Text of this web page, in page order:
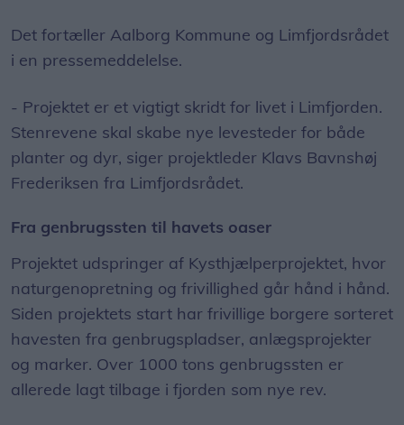
Det fortæller Aalborg Kommune og Limfjordsrådet
i en pressemeddelelse.
- Projektet er et vigtigt skridt for livet i Limfjorden.
Stenrevene skal skabe nye levesteder for både
planter og dyr, siger projektleder Klavs Bavnshøj
Frederiksen fra Limfjordsrådet.
Fra genbrugssten til havets oaser
Projektet udspringer af Kysthjælperprojektet, hvor
naturgenopretning og frivillighed går hånd i hånd.
Siden projektets start har frivillige borgere sorteret
havesten fra genbrugspladser, anlægsprojekter
og marker. Over 1000 tons genbrugssten er
allerede lagt tilbage i fjorden som nye rev.